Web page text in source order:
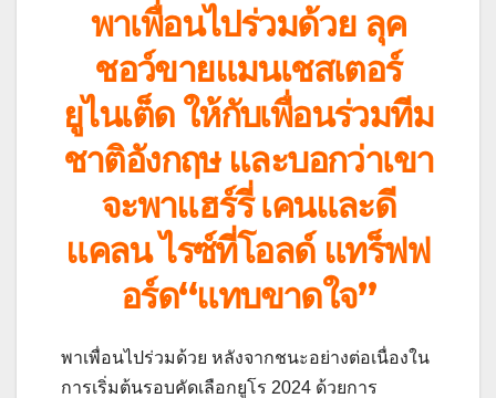
พาเพื่อนไปร่วมด้วย ลุค
ชอว์ขายแมนเชสเตอร์
ยูไนเต็ด ให้กับเพื่อนร่วมทีม
ชาติอังกฤษ และบอกว่าเขา
จะพาแฮร์รี่ เคนและดี
แคลน ไรซ์ที่โอลด์ แทร็ฟฟ
อร์ด“แทบขาดใจ”
พาเพื่อนไปร่วมด้วย หลังจากชนะอย่างต่อเนื่องใน
การเริ่มต้นรอบคัดเลือกยูโร 2024 ด้วยการ